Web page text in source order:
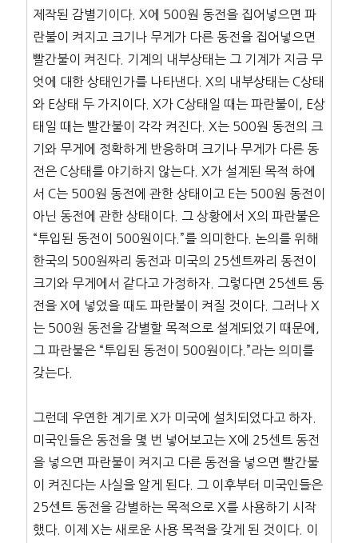
제작된 감별기이다. X에 500원 동전을 집어넣으면 파
란불이 켜지고 크기나 무게가 다른 동전을 집어넣으면
빨간불이 켜진다. 기계의 내부상태는 그 기계가 지금 무
엇에 대한 상태인가를 나타낸다. X의 내부상태는 C상태
와 E상태 두 가지이다. X가 C상태일 때는 파란불이, E상
태일 때는 빨간불이 각각 켜진다. X는 500원 동전의 크
기와 무게에 정확하게 반응하며 크기나 무게가 다른 동
전은 C상태를 야기하지 않는다. X가 설계된 목적 하에
서 C는 500원 동전에 관한 상태이고 E는 500원 동전이
아닌 동전에 관한 상태이다. 그 상황에서 X의 파란불은
“투입된 동전이 500원이다.”를 의미한다. 논의를 위해
한국의 500원짜리 동전과 미국의 25센트짜리 동전이
크기와 무게에서 같다고 가정하자. 그렇다면 25센트 동
전을 X에 넣었을 때도 파란불이 켜질 것이다. 그러나 X
는 500원 동전을 감별할 목적으로 설계되었기 때문에,
그 파란불은 “투입된 동전이 500원이다.”라는 의미를
갖는다.
그런데 우연한 계기로 X가 미국에 설치되었다고 하자.
미국인들은 동전을 몇 번 넣어보고는 X에 25센트 동전
을 넣으면 파란불이 켜지고 다른 동전을 넣으면 빨간불
이 켜진다는 사실을 알게 된다. 그 이후부터 미국인들은
25센트 동전을 감별하는 목적으로 X를 사용하기 시작
했다. 이제 X는 새로운 사용 목적을 갖게 된 것이다. 이